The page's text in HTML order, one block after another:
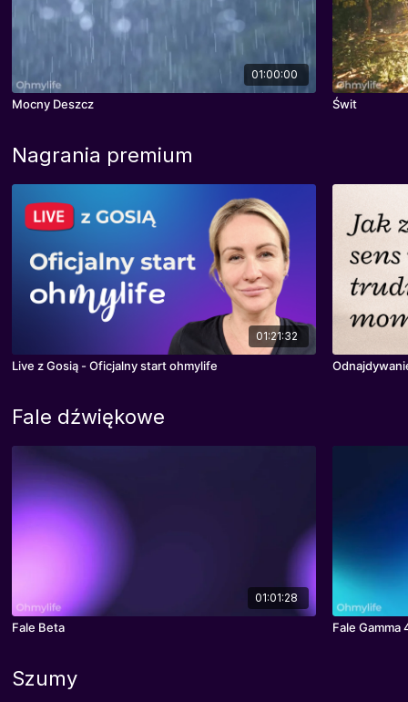
01:00:00
Mocny Deszcz Świt
Nagrania premium
01:21:32
Live z Gosią - Oficjalny start ohmylife
Fale dźwiękowe
01:01:28
Fale Beta Fale Gamma
Szumy